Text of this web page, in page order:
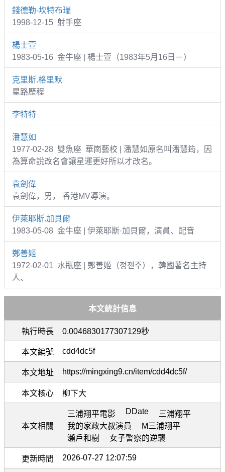
錢德勒-坎特布瑞
1998-12-15 射手座
楊士萱
1983-05-16 金牛座 | 楊士萱（1983年5月16日－）
克里斯.格里默
星路歷程
李特特
潘慧如
1977-02-28 雙魚座 華崗藝校 | 潘慧如原名叫潘慧筠，因
為算命說改名會讓星運更好所以才改名。
袁劍偉
袁劍偉，男， 香港MV導演。
伊萊耶斯.加貝爾
1983-05-08 金牛座 | 伊萊耶斯·加貝爾，演員、配音
鄭善姬
1972-02-01 水瓶座 | 鄭善姬（정젠주），韓國著名主持
人、
本文統計信息
執行時長 0.0046830177307129秒
本文編號 cdd4dc5f
本文地址 https://mingxing9.cn/item/cdd4dc5f/
本文核心 柳下大
本文相關
三浦翔平電影 DDate
三浦翔平
我的家政大叔演員
M三浦翔平
瀨戶和樹
女子警察的逆襲
更新時間 2026-07-27 12:07:59